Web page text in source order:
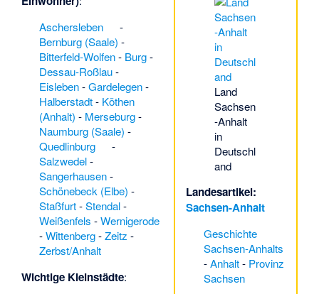
Land
Sachsen
-Anhalt
in
Deutschl
and
Landesartikel:
Sachsen-Anhalt
Geschichte
Sachsen-Anhalts
-Anhalt- Provinz
Sachsen
Aschersleben
-
Bernburg (Saale) -
Bitterfeld-Wolfen- Burg-
Dessau-Roßlau-
Eisleben-Gardelegen-
Halberstadt- Köthen
(Anhalt) - Merseburg-
Naumburg (Saale) -
Quedlinburg
-
Salzwedel-
Sangerhausen-
Schönebeck (Elbe) -
Staßfurt-Stendal-
Weißenfels -Wernigerode
-Wittenberg-Zeitz -
Zerbst/Anhalt
Wichtige Kleinstädte: